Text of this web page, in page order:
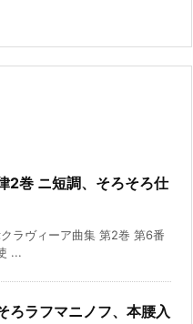
2巻 ニ短調、そろそろ仕
ラヴィーア曲集 第2巻 第6番
...
ろラフマニノフ、本腰入